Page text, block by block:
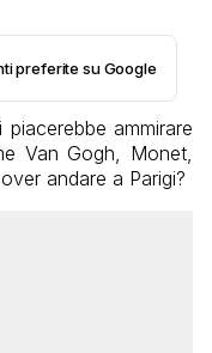
preferite su Google
ammirare
Van Gogh, Monet,
andare a Parigi?